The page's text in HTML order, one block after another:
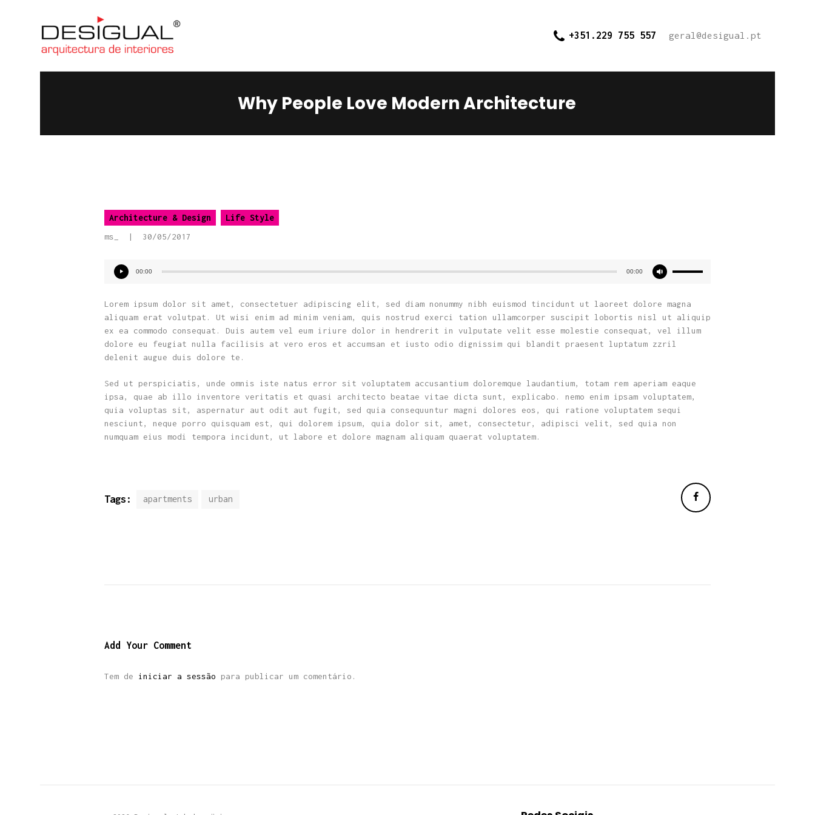
+351.229 755 557 geral@desigual.pt
Why People Love Modern Architecture
Contacts
Architecture & Design Life Style
ms_ 30/05/2017
Reprodutor
00:00 00:00
cima/baixo
para
aumentar
ou
volume.
Lorem ipsum dolor sit amet, consectetuer adipiscing elit, sed diam nonummy nibh euismod tincidunt ut laoreet dolore magna
aliquam erat volutpat. Ut wisi enim ad minim veniam, quis nostrud exerci tation ullamcorper suscipit lobortis nisl ut aliquip
ex ea commodo consequat. Duis autem vel eum iriure dolor in hendrerit in vulputate velit esse molestie consequat, vel illum
dolore eu feugiat nulla facilisis at vero eros et accumsan et iusto odio dignissim qui blandit praesent luptatum zzril
delenit augue duis dolore te.
Sed ut perspiciatis, unde omnis iste natus error sit voluptatem accusantium doloremque laudantium, totam rem aperiam eaque
ipsa, quae ab illo inventore veritatis et quasi architecto beatae vitae dicta sunt, explicabo. nemo enim ipsam voluptatem,
quia voluptas sit, aspernatur aut odit aut fugit, sed quia consequuntur magni dolores eos, qui ratione voluptatem sequi
nesciunt, neque porro quisquam est, qui dolorem ipsum, quia dolor sit, amet, consectetur, adipisci velit, sed quia non
numquam eius modi tempora incidunt, ut labore et dolore magnam aliquam quaerat voluptatem.
Tags: apartments urban
Add Your Comment
Tem de iniciar a sessão para publicar um comentário.